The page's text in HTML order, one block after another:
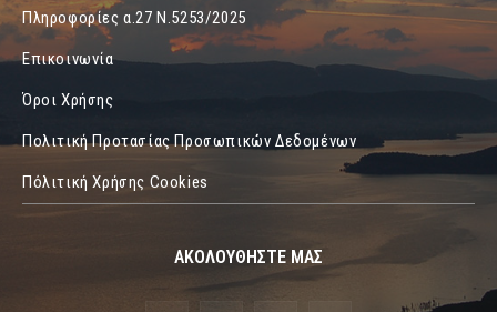
Πληροφορίες α.27 Ν.5253/2025
Επικοινωνία
Όροι Χρήσης
Πολιτική Προτασίας Προσωπικών Δεδομένων
Πόλιτική Χρήσης Cookies
ΑΚΟΛΟΥΘΗΣΤΕ ΜΑΣ